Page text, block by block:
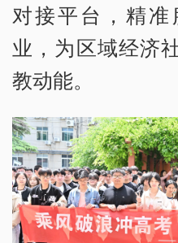
对接平台，精
业，为区域经济
教动能。